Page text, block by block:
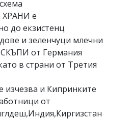
ХРАНИ е
до екзистенц
и зеленчуци млечни
от Германия
в страни от Третия
изчезва и Кипринките
от